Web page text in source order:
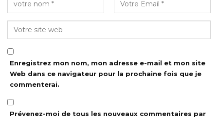
Enregistrez mon nom, mon adresse e-mail et mon site
Web dans ce navigateur pour la prochaine fois que je
commenterai.
Prévenez-moi de tous les nouveaux commentaires par